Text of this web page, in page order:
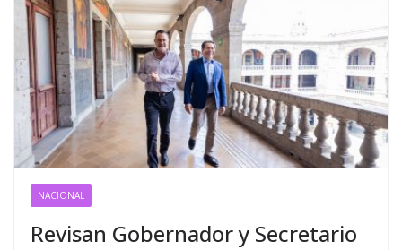
NACIONAL
Revisan Gobernador y Secretario